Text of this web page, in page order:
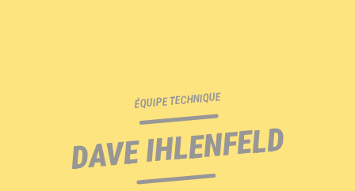
ÉQUIPE TECHNIQUE
DAVE IHLENFELD